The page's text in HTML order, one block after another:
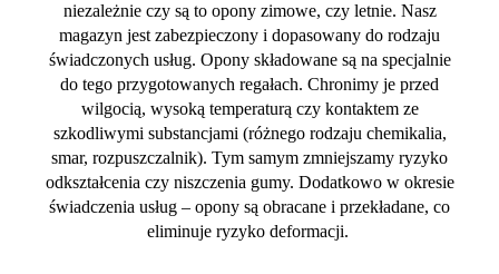
niezależnie czy są to opony zimowe, czy letnie. Nasz
magazyn jest zabezpieczony i dopasowany do rodzaju
świadczonych usług. Opony składowane są na specjalnie
do tego przygotowanych regałach. Chronimy je przed
wilgocią, wysoką temperaturą czy kontaktem ze
szkodliwymi substancjami (różnego rodzaju chemikalia,
smar, rozpuszczalnik). Tym samym zmniejszamy ryzyko
odkształcenia czy niszczenia gumy. Dodatkowo w okresie
świadczenia usług – opony są obracane i przekładane, co
eliminuje ryzyko deformacji.